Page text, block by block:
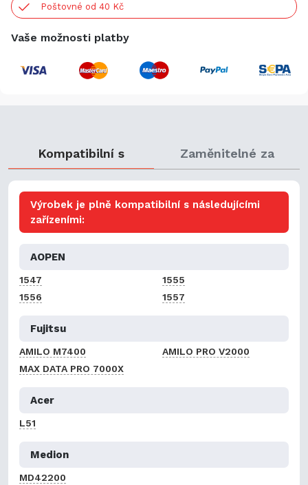
Poštovné od 40 Kč
Vaše možnosti platby
Kompatibilní s Zaměnitelné za
Výrobek je plně kompatibilní s následujícími
zařízeními:
AOPEN
1547
1555
1556
1557
Fujitsu
AMILO M7400
AMILO PRO V2000
MAX DATA PRO 7000X
Acer
L51
Medion
MD42200